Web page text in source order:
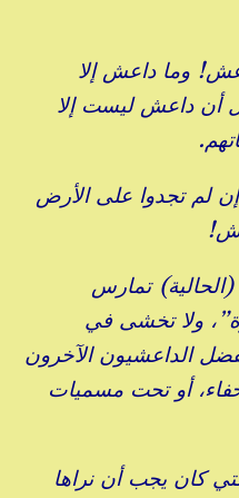
وما داعش إلا
أن داعش ليست إلا
لم تجدوا على الأرض
تمارس
ولا تخشى في
يفضل الداعشيون الآخرون
أو تحت مسميات
كان يجب أن نراها